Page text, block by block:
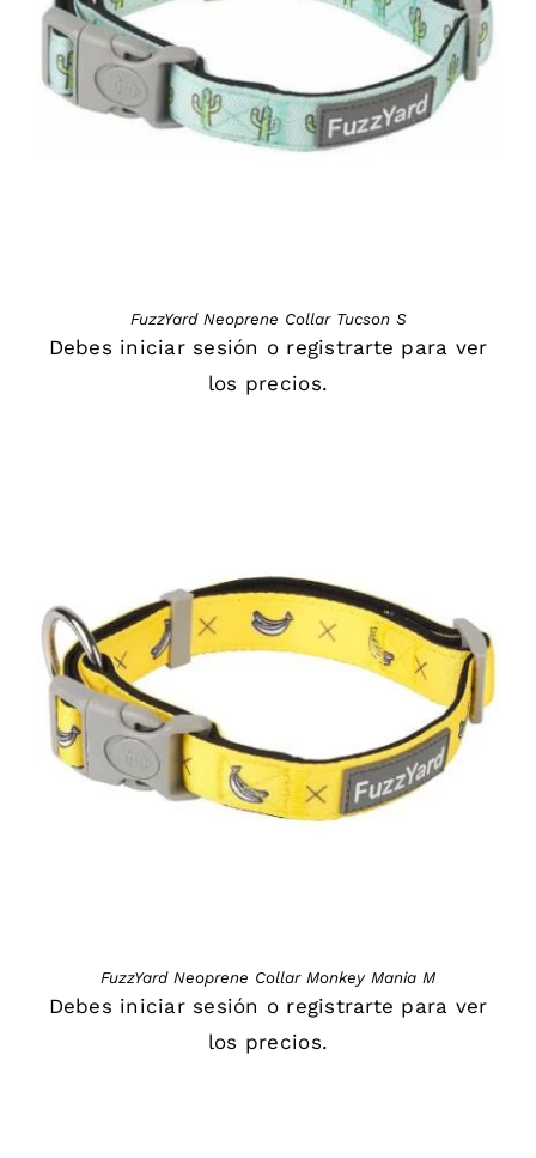
FuzzYard Neoprene Collar Tucson S
Debes iniciar sesión o registrarte para ver
los precios.
FuzzYard Neoprene Collar Monkey Mania M
Debes iniciar sesión o registrarte para ver
los precios.